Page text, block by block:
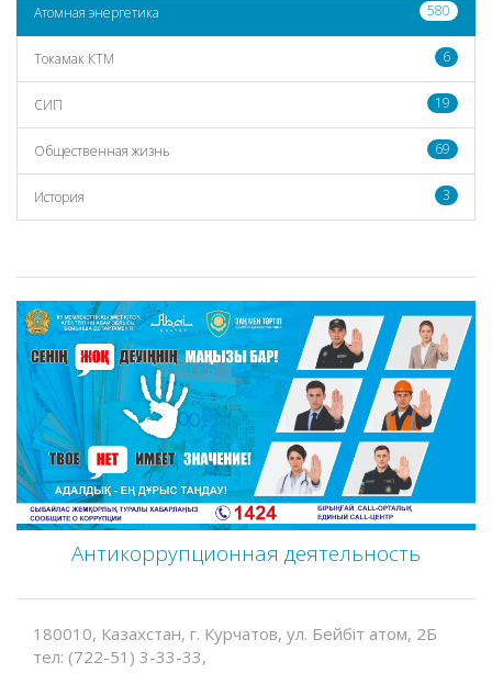
Атомная энергетика 580
Токамак КТМ 6
СИП 19
Общественная жизнь 69
История 3
Антикоррупционная деятельность
180010, Казахстан, г. Курчатов, ул. Бейбіт атом, 2Б
тел: (722-51) 3-33-33,